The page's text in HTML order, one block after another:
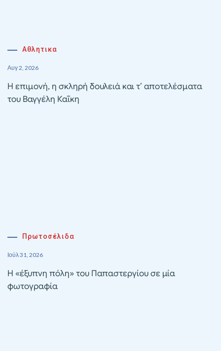
Αθλητικα
Αυγ 2, 2026
Η επιμονή, η σκληρή δουλειά και τ’ αποτελέσματα
του Βαγγέλη Καΐκη
Πρωτοσέλιδα
Ιούλ 31, 2026
Η «έξυπνη πόλη» του Παπαστεργίου σε μία
φωτογραφία